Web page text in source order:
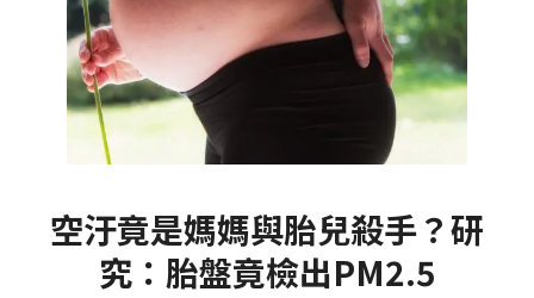
空汙竟是媽媽與胎兒殺手？研
究：胎盤竟檢出PM2.5